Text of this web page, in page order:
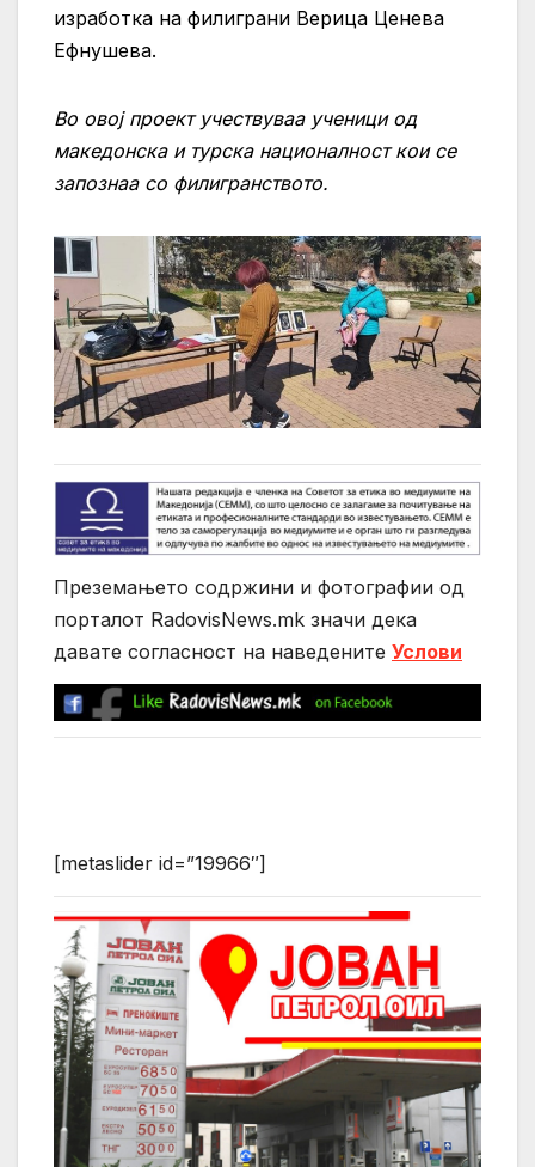
изработка на филиграни Верица Ценева
Ефнушева.
Во овој проект учествуваа ученици од
македонска и турска националност кои се
запознаа со филигранството.
Преземањето содржини и фотографии од
порталот RadovisNews.mk значи дека
давате согласност на нaведените Услови
[metaslider id=”19966″]